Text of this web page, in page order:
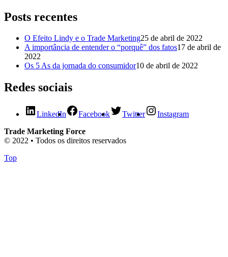
Posts recentes
O Efeito Lindy e o Trade Marketing25 de abril de 2022
A importância de entender o “porquê” dos fatos17 de abril de
2022
Os 5 As da jornada do consumidor10 de abril de 2022
Redes sociais
LinkedIn Facebook Twitter
Instagram
Trade Marketing Force
© 2022 • Todos os direitos reservados
Top